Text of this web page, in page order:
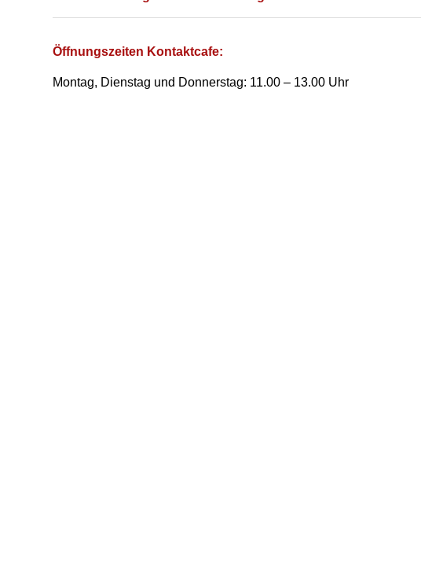
Öffnungszeiten Kontaktcafe:
Montag, Dienstag und Donnerstag: 11.00 – 13.00 Uhr